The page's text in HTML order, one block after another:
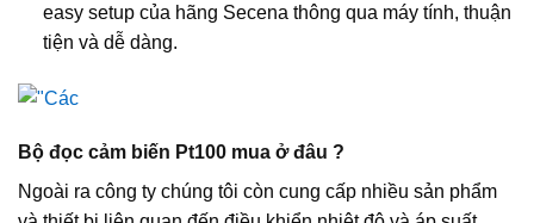
easy setup của hãng Secena thông qua máy tính, thuận
tiện và dễ dàng.
Bộ đọc cảm biến Pt100 mua ở đâu ?
Ngoài ra công ty chúng tôi còn cung cấp nhiều sản phẩm